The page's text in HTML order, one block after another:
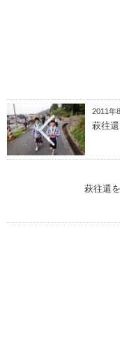
2011年
萩往
萩往還